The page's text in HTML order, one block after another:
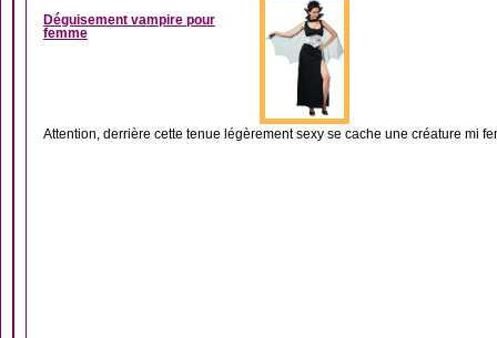
Déguisement vampire pour
femme
Attention, derrière cette tenue légèrement sexy se cache une créature mi